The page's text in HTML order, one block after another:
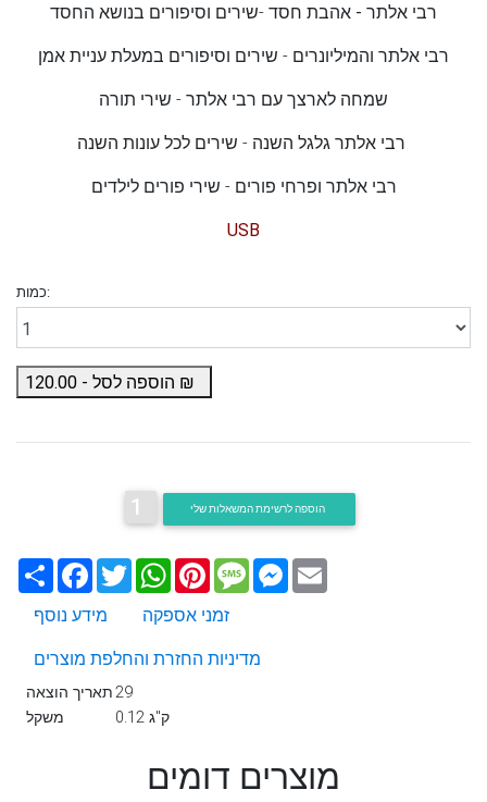
רבי אלתר - אהבת חסד -שירים וסיפורים בנושא החסד
רבי אלתר והמיליונרים - שירים וסיפורים במעלת עניית אמן
שמחה לארצך עם רבי אלתר - שירי תורה
רבי אלתר גלגל השנה
רבי אלתר ופרחי פורים - שירי פורים לילדים
USB
כמות:
הוספה לסל - 120.00
1
שתף Facebook
TwitterWhatsApp
PinterestMessageMessenger
מידע נוסף
זמני אספקה
מדיניות החזרת והחלפת מוצרים
תאריך הוצאה29
משקל
0.12 ק"ג
מוצרים דומים